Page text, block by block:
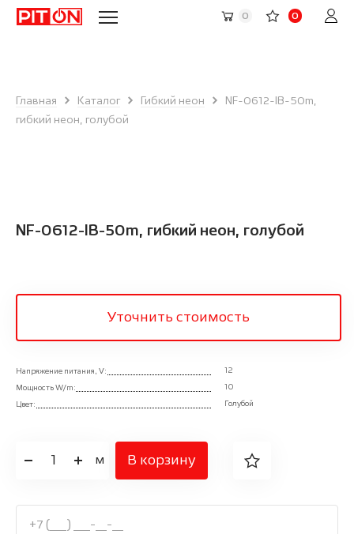
0 0
Главная Каталог Гибкий неон
NF-0612-IB-50m,
гибкий неон, голубой
NF-0612-IB-50m, гибкий неон, голубой
Уточнить стоимость
Напряжение питания, V: 12
Мощность W/m: 10
Цвет: Голубой
1 м В корзину